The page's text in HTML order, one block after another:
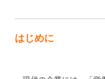
はじめに